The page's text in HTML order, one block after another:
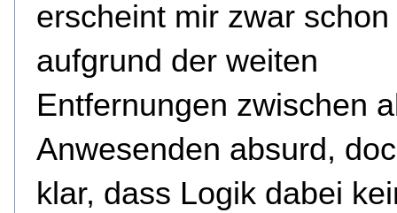
erscheint mir zwar
aufgrund der weiten
Entfernungen zwischen
Anwesenden absurd,
klar, dass Logik dabei